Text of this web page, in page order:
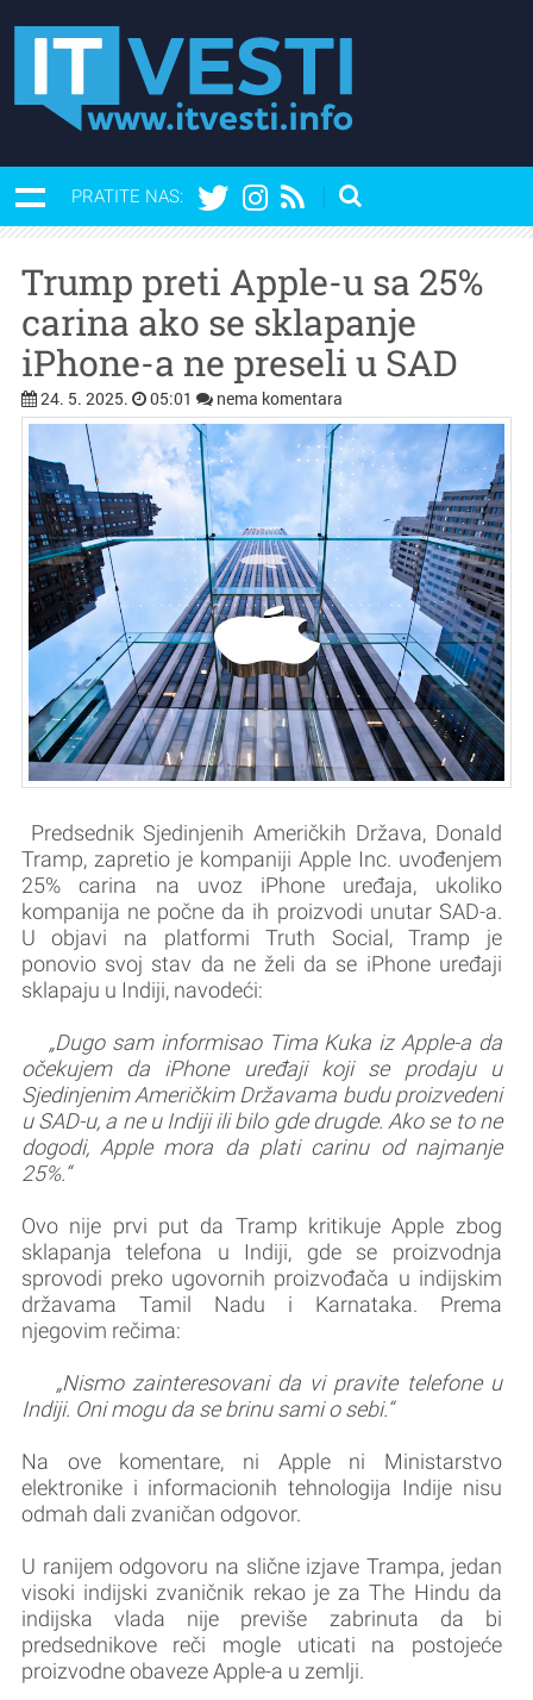
PRATITE NAS:
Trump preti Apple-u sa 25%
carina ako se sklapanje
iPhone-a ne preseli u SAD
24. 5. 2025. 05:01 nema komentara
Predsednik Sjedinjenih Američkih Država, Donald
Tramp, zapretio je kompaniji Apple Inc. uvođenjem
25% carina na uvoz iPhone uređaja, ukoliko
kompanija ne počne da ih proizvodi unutar SAD-a.
U objavi na platformi Truth Social, Tramp je
ponovio svoj stav da ne želi da se iPhone uređaji
sklapaju u Indiji, navodeći:
„Dugo sam informisao Tima Kuka iz Apple-a da
očekujem da iPhone uređaji koji se prodaju u
Sjedinjenim Američkim Državama budu proizvedeni
u SAD-u, a ne u Indiji ili bilo gde drugde. Ako se to ne
dogodi, Apple mora da plati carinu od najmanje
25%.“
Ovo nije prvi put da Tramp kritikuje Apple zbog
sklapanja telefona u Indiji, gde se proizvodnja
sprovodi preko ugovornih proizvođača u indijskim
državama Tamil Nadu i Karnataka. Prema
njegovim rečima:
„Nismo zainteresovani da vi pravite telefone u
Indiji. Oni mogu da se brinu sami o sebi.“
Na ove komentare, ni Apple ni Ministarstvo
elektronike i informacionih tehnologija Indije nisu
odmah dali zvaničan odgovor.
U ranijem odgovoru na slične izjave Trampa, jedan
visoki indijski zvaničnik rekao je za The Hindu da
indijska vlada nije previše zabrinuta da bi
predsednikove reči mogle uticati na postojeće
proizvodne obaveze Apple-a u zemlji.